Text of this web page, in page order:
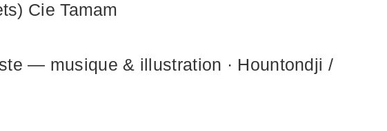
Cie Tamam
— musique & illustration · Hountondji /